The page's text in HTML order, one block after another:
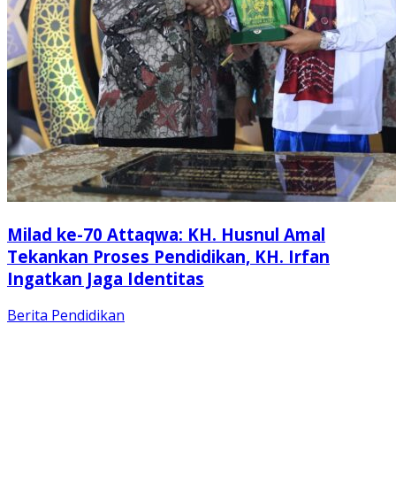
Milad ke-70 Attaqwa: KH. Husnul Amal
Tekankan Proses Pendidikan, KH. Irfan
Ingatkan Jaga Identitas
Berita Pendidikan